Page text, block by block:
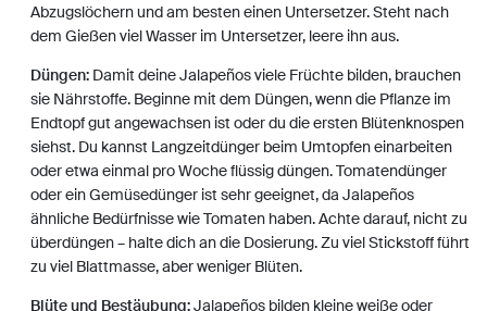
Abzugslöchern und am besten einen Untersetzer. Steht nach
dem Gießen viel Wasser im Untersetzer, leere ihn aus.
Düngen: Damit deine Jalapeños viele Früchte bilden, brauchen
sie Nährstoffe. Beginne mit dem Düngen, wenn die Pflanze im
Endtopf gut angewachsen ist oder du die ersten Blütenknospen
siehst. Du kannst Langzeitdünger beim Umtopfen einarbeiten
oder etwa einmal pro Woche flüssig düngen. Tomatendünger
oder ein Gemüsedünger ist sehr geeignet, da Jalapeños
ähnliche Bedürfnisse wie Tomaten haben. Achte darauf, nicht zu
überdüngen – halte dich an die Dosierung. Zu viel Stickstoff führt
zu viel Blattmasse, aber weniger Blüten.
Blüte und Bestäubung:Jalapeños bilden kleine weiße oder